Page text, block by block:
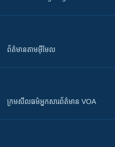
ព័ត៌មាន​តាម​អ៊ីមែល
ក្រម​​​សីលធម៌​​​អ្នក​​​សារព័ត៌មាន VOA